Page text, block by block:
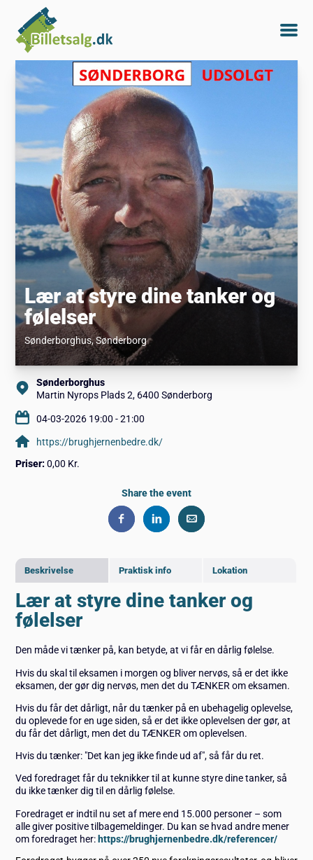
Lær at styre dine tanker og
følelser
Sønderborghus, Sønderborg
Beskrivelse Praktisk info Lokation
Lær at styre dine tanker og
følelser
Den måde vi tænker på, kan betyde, at vi får en dårlig følelse.
Hvis du skal til eksamen i morgen og bliver nervøs, så er det ikke
eksamen, der gør dig nervøs, men det du TÆNKER om eksamen.
Hvis du får det dårligt, når du tænker på en ubehagelig oplevelse,
du oplevede for en uge siden, så er det ikke oplevelsen der gør, at
du får det dårligt, men det du TÆNKER om oplevelsen.
Hvis du tænker: "Det kan jeg ikke finde ud af", så får du ret.
Ved foredraget får du teknikker til at kunne styre dine tanker, så
du ikke tænker dig til en dårlig følelse.
Foredraget er indtil nu set af mere end 15.000 personer – som
alle giver positive tilbagemeldinger. Du kan se hvad andre mener
om foredraget her: https://brughjernenbedre.dk/referencer/
Sønderborghus
Martin Nyrops Plads 2, 6400 Sønderborg
04-03-2026 19:00 - 21:00
https://brughjernenbedre.dk/
Priser: 0,00 Kr.
Share the event